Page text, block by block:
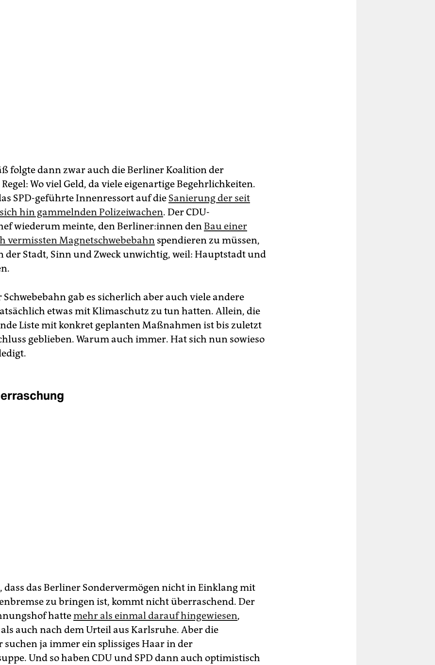
folgte dann zwar auch die Berliner Koalition der
Wo viel Geld, da viele eigenartige Begehrlichkeiten.
SPD-geführte Innenressort auf die Sanierung der seit
hin gammelnden Polizeiwachen. Der CDU-
wiederum meinte, den Ber­li­ne­r:in­nen den Bau einer
vermissten Magnetschwebebahn spendieren zu müssen,
der Stadt, Sinn und Zweck unwichtig, weil: Hauptstadt und
Schwebebahn gab es sicherlich aber auch viele andere
etwas mit Klimaschutz zu tun hatten. Allein, die
Liste mit konkret geplanten Maßnahmen ist bis zuletzt
geblieben. Warum auch immer. Hat sich nun sowieso
dass das Berliner Sondervermögen nicht in Einklang mit
zu bringen ist, kommt nicht überraschend. Der
hatte mehr als einmal darauf hingewiesen,
auch nach dem Urteil aus Karlsruhe. Aber die
suchen ja immer ein splissiges Haar in der
Und so haben CDU und SPD dann auch optimistisch